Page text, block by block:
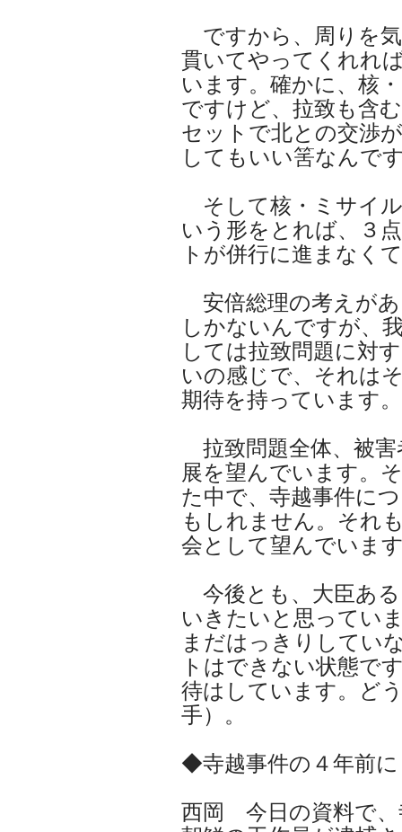
ですから、周りを
貫いてやってくれれ
います。確かに、核
ですけど、拉致も含
セットで北との交渉
してもいい筈なんで
そして核・ミサイ
いう形をとれば、３
トが併行に進まなく
安倍総理の考えが
しかないんですが、
しては拉致問題に対
いの感じで、それは
期待を持っています。
拉致問題全体、被
展を望んでいます。
た中で、寺越事件に
もしれません。それ
会として望んでいま
今後とも、大臣あ
いきたいと思ってい
まだはっきりしてい
トはできない状態で
待はしています。ど
手）。
◆寺越事件の４年前
西岡 今日の資料で、